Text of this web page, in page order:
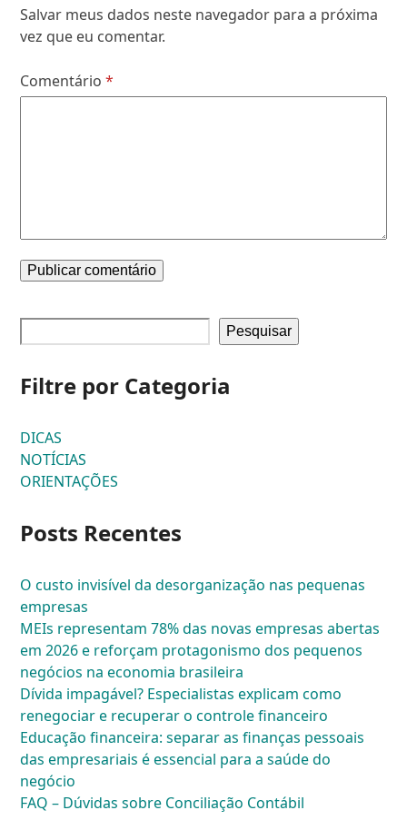
Salvar meus dados neste navegador para a próxima
vez que eu comentar.
Comentário*
Pesquisar
Filtre por Categoria
DICAS
NOTÍCIAS
ORIENTAÇÕES
Posts Recentes
O custo invisível da desorganização nas pequenas
empresas
MEIs representam 78% das novas empresas abertas
em 2026 e reforçam protagonismo dos pequenos
negócios na economia brasileira
Dívida impagável? Especialistas explicam como
renegociar e recuperar o controle financeiro
Educação financeira: separar as finanças pessoais
das empresariais é essencial para a saúde do
negócio
FAQ – Dúvidas sobre Conciliação Contábil